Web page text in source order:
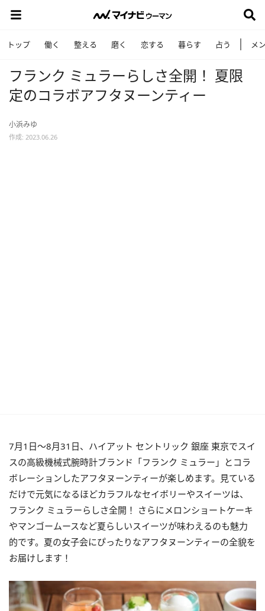
トップ 働く 整える 磨く 恋する 暮らす 占う メ
フランク ミュラーらしさ全開！ 夏限
定のコラボアフタヌーンティー
小浜みゆ
作成: 2023.06.26
7月1日～8月31日、ハイアット セントリック 銀座 東京でスイ
スの高級機械式腕時計ブランド「フランク ミュラー」とコラ
ボレーションしたアフタヌーンティーが楽しめます。見ている
だけで元気になるほどカラフルなセイボリーやスイーツは、
フランク ミュラーらしさ全開！ さらにメロンショートケーキ
やマンゴームースなど夏らしいスイーツが味わえるのも魅力
的です。夏の女子会にぴったりなアフタヌーンティーの全貌を
お届けします！